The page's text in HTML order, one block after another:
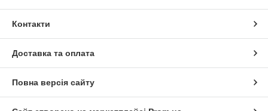
Контакти
Доставка та оплата
Повна версія сайту